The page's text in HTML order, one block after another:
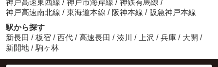
神戸高速東西線 / 神戸市海岸線 / 神鉄有馬線 /
神戸高速南北線 / 東海道本線 / 阪神本線 / 阪急神戸本線
駅から探す
新長田 / 板宿 / 西代 / 高速長田 / 湊川 / 上沢 / 兵庫 / 大開 /
新開地 / 駒ヶ林